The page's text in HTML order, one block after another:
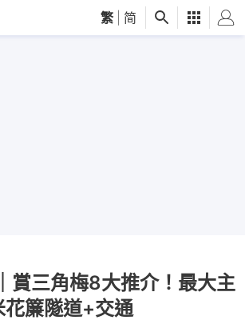
繁 简
賞三角梅8大推介！最大主
簾隧道+交通